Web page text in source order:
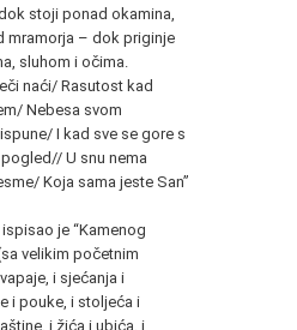
stoji ponad okamina,
mramorja – dok priginje
sluhom i očima.
naći/ Rasutost kad
Nebesa svom
I kad sve se gore s
U snu nema
Koja sama jeste San”
je “Kamenog
velikim početnim
i sjećanja i
i pouke, i stoljeća i
i žića i ubića, i